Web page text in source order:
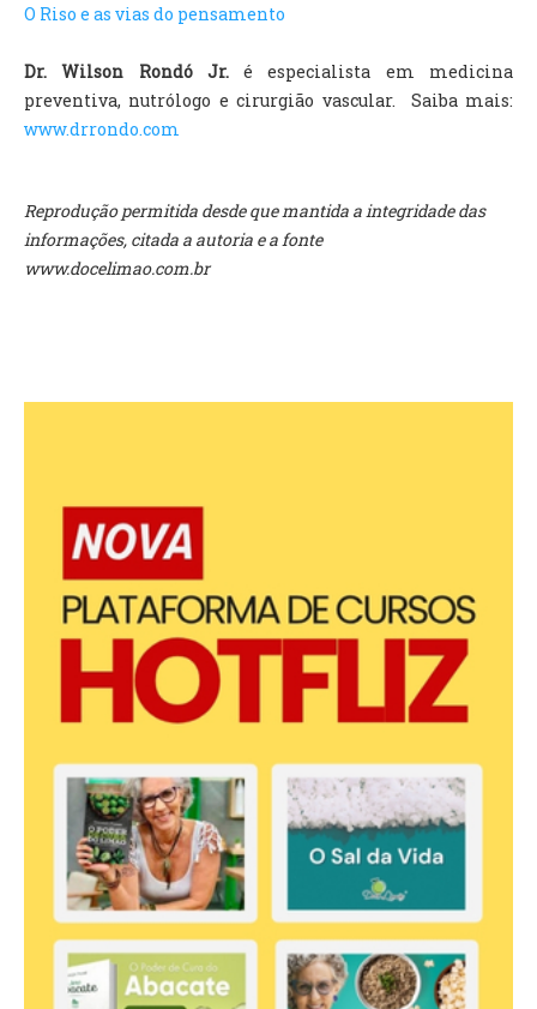
O Riso e as vias do pensamento
Dr. Wilson Rondó Jr.é especialista em medicina
preventiva, nutrólogo e cirurgião vascular. Saiba mais:
www.drrondo.com
Reprodução permitida desde que mantida a integridade das
informações, citada a autoria e a fonte
www.docelimao.com.br